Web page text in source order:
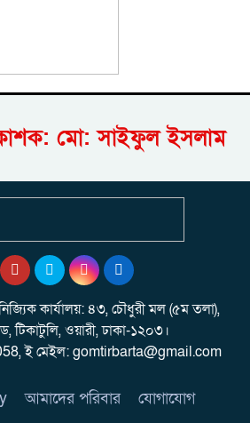
মো: সাইফুল ইসলাম
কার্যালয়: ৪৩, চৌধুরী মল (৫ম তলা),
টিকাটুলি, ওয়ারী, ঢাকা-১২০৩।
ই মেইল: gomtirbarta@gmail.com
আমাদের পরিবার যোগাযোগ